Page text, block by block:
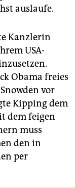
auslaufe.
Kanzlerin
USA-
Obama freies
vor
Kipping dem
dem feigen
muss
den in
per